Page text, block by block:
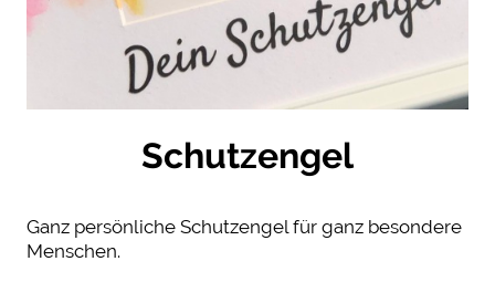
Schutzengel
Ganz persönliche Schutzengel für ganz besondere
Menschen.